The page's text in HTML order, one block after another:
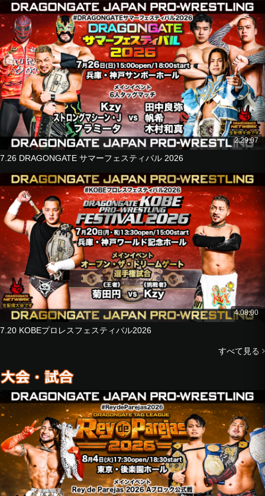
■Tag Match
Hyo
Riiita
vs
Yuki Yoshioka
Kazuma Kimura
■Royal Sambo
《Battle royale players》
Flamita
@KEY
Mochizuki Junior
Takashi
Problem Dragon
Yoshiki Kato
■6-Man Tag Match
Ho Ho Lun
Ho Lee
Reach Tominaga
vs
Strong Machine J
U-T
GuC
Yasushi Kanda
KAI
Jason Lee
ISHIN
■Tag Match
Ryoya Tanaka
Ryu Fuda
vs
2:29:07
7.26 DRAGONGATE サマーフェスティバル 2026
4:08:00
7.20 KOBEプロレスフェスティバル2026
すべて見る